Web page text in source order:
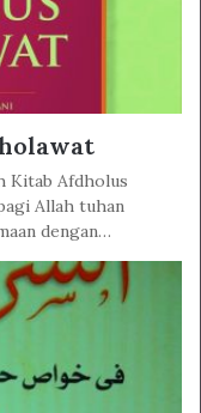
Kitab Afdholus
Allah tuhan
dengan…